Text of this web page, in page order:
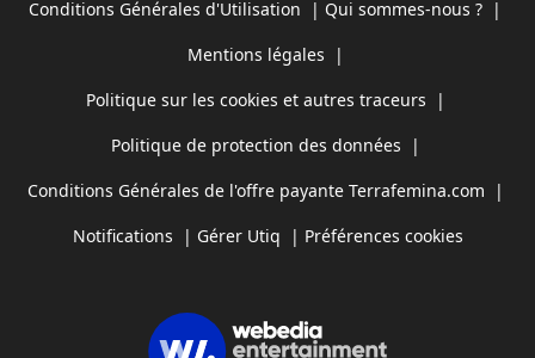
Conditions Générales d'Utilisation | Qui sommes-nous ? |
Mentions légales |
Politique sur les cookies et autres traceurs |
Politique de protection des données |
Conditions Générales de l'offre payante Terrafemina.com |
Notifications | Gérer Utiq | Préférences cookies